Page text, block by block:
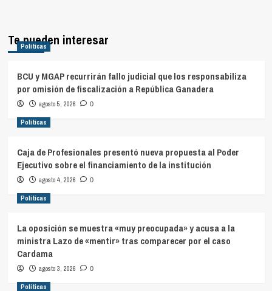
Te pueden interesar
Políticas
BCU y MGAP recurrirán fallo judicial que los responsabiliza
por omisión de fiscalización a República Ganadera
agosto 5, 2026 0
Políticas
Caja de Profesionales presentó nueva propuesta al Poder
Ejecutivo sobre el financiamiento de la institución
agosto 4, 2026 0
Políticas
La oposición se muestra «muy preocupada» y acusa a la
ministra Lazo de «mentir» tras comparecer por el caso
Cardama
agosto 3, 2026 0
Políticas